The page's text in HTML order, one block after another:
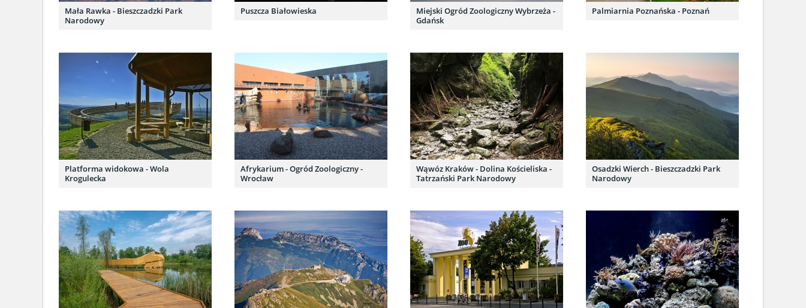
Mała Rawka - Bieszczadzki Park
Narodowy
Puszcza Białowieska
Miejski Ogród Zoologiczny Wybrzeża -
Gdańsk
Palmiarnia Poznańska - Poznań
Platforma widokowa - Wola
Krogulecka
Afrykarium - Ogród Zoologiczny -
Wrocław
Wąwóz Kraków - Dolina Kościeliska -
Tatrzański Park Narodowy
Osadzki Wierch - Bieszczadzki Park
Narodowy